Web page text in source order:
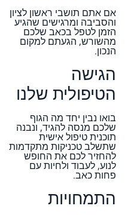
אם אתם תושבי ראשון לציון
והסביבה ומרגישים שהגיע
הזמן לטפל בכאב שלכם
מהשורש, הגעתם למקום
הנכון.
הגישה
הטיפולית שלנו
בואו נבין יחד מה הגוף
שלכם מנסה להגיד, ונבנה
תוכנית טיפול אישית
שתשלב טכניקות מתקדמות
להחזיר לכם את החופש
לנוע, לעבוד ולחיות עם
פחות כאב.
התמחויות